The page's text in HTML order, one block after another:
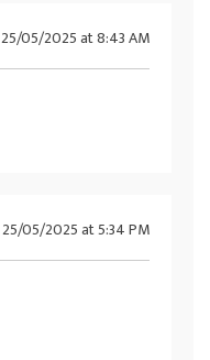
25/05/2025 at 8:43 AM
25/05/2025 at 5:34 PM